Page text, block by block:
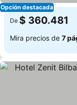
Opción destacada
De $ 360.481
Mira precios de 7